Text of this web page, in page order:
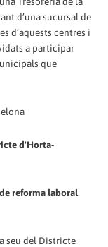
d’una sucursal de
d’aquests centres i
a participar
que
d'Horta-
reforma laboral
seu del Districte